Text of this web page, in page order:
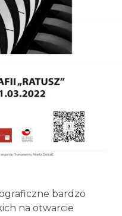
bardzo
na otwarcie